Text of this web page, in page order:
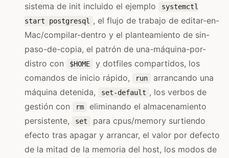
sistema de init incluido el ejemplo
systemctl
start postgresql , el flujo de trabajo de editar-en-
Mac/compilar-dentro y el planteamiento de sin-
paso-de-copia, el patrón de una-máquina-por-
distro con
$HOME
y dotfiles compartidos, los
comandos de inicio rápido,
run
arrancando una
máquina detenida,
set-default , los verbos de
gestión con
rm
eliminando el almacenamiento
persistente,
set
para cpus/memory surtiendo
efecto tras apagar y arrancar, el valor por defecto
de la mitad de la memoria del host, los modos de